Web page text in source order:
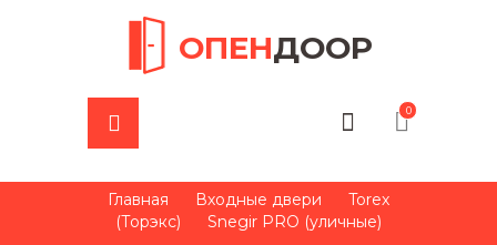
ОПЕНДООР
0
Главная Входные двери
Torex
(Торэкс)
Snegir PRO (уличные)